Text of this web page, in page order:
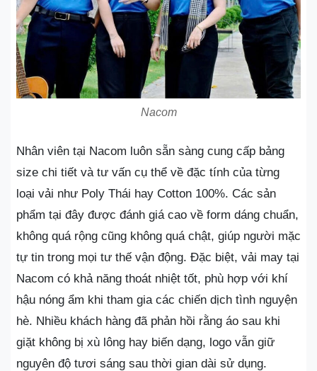
Nacom
Nhân viên tại Nacom luôn sẵn sàng cung cấp bảng
size chi tiết và tư vấn cụ thể về đặc tính của từng
loại vải như Poly Thái hay Cotton 100%. Các sản
phẩm tại đây được đánh giá cao về form dáng chuẩn,
không quá rộng cũng không quá chật, giúp người mặc
tự tin trong mọi tư thế vận động. Đặc biệt, vải may tại
Nacom có khả năng thoát nhiệt tốt, phù hợp với khí
hậu nóng ẩm khi tham gia các chiến dịch tình nguyện
hè. Nhiều khách hàng đã phản hồi rằng áo sau khi
giặt không bị xù lông hay biến dạng, logo vẫn giữ
nguyên độ tươi sáng sau thời gian dài sử dụng.